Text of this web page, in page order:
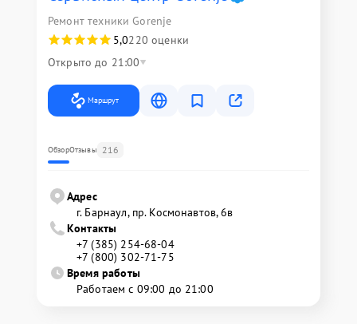
Ремонт техники Gorenje
5,0220 оценки
Открыто до 21:00
Маршрут
ОбзорОтзывы 216
Адрес
г. Барнаул, ​пр. Космонавтов, 6в
Контакты
+7 (385) 254-68-04
+7 (800) 302-71-75
Время работы
Работаем с 09:00 до 21:00